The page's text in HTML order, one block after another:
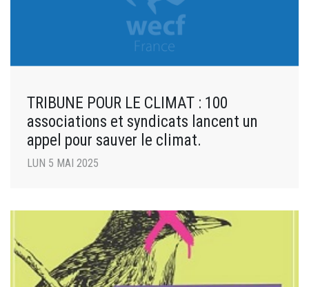
TRIBUNE POUR LE CLIMAT : 100
associations et syndicats lancent un
appel pour sauver le climat.
LUN 5 MAI 2025